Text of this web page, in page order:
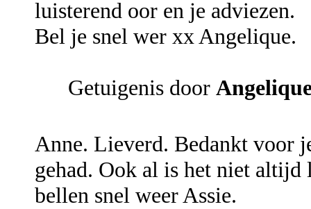
luisterend oor en je adviezen.
Bel je snel wer xx Angelique.
Getuigenis door
Anne. Lieverd. Bedankt voor
gehad. Ook al is het niet altijd
bellen snel weer Assie.